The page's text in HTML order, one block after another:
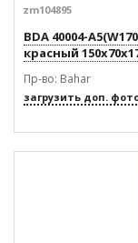
zm104895
BDA 40004-
красный
Пр-во: Bahar
загрузить доп.